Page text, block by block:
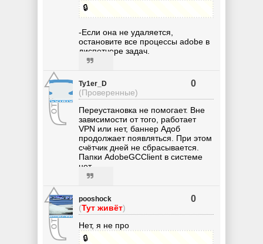
🔒
-Если она не удаляется,
остановите все процессы adobe в
диспетчере задач.
Ty1er_D
(Проверенные)
0
Переустановка не помогает. Вне
зависимости от того, работает
VPN или нет, баннер Адоб
продолжает появляться. При этом
счётчик дней не сбрасывается.
Папки AdobeGCClient в системе
нет.
pooshock
(Тут живёт)
0
Нет, я не про
🔒